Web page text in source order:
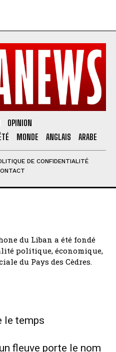
OPINION
MONDE ANGLAIS ARABE
DE CONFIDENTIALITÉ
du Liban a été fondé
politique, économique,
du Pays des Cèdres.
le temps
fleuve porte le nom